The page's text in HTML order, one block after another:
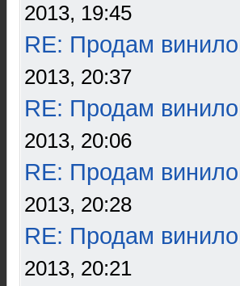
2013, 19:45
RE: Продам
2013, 20:37
RE: Продам
2013, 20:06
RE: Продам
2013, 20:28
RE: Продам
2013, 20:21